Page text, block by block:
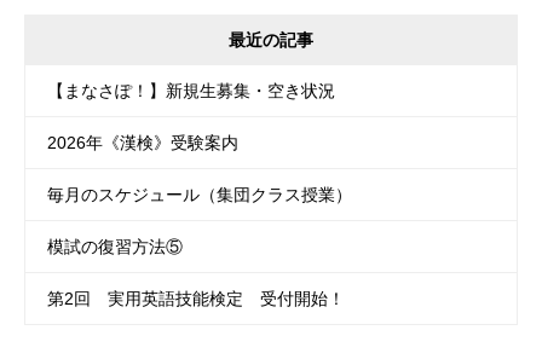
最近の記事
【まなさぽ！】新規生募集・空き状況
2026年《漢検》受験案内
毎月のスケジュール（集団クラス授業）
模試の復習方法⑤
第2回 実用英語技能検定 受付開始！